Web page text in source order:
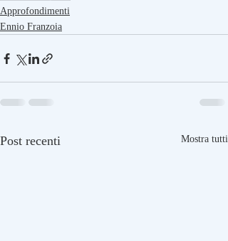
Approfondimenti
Ennio Franzoia
Post recenti Mostra tutti